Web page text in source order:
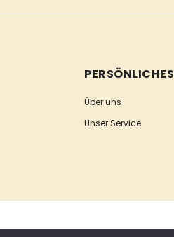
PERSÖNLICHES
Über uns
Unser Service